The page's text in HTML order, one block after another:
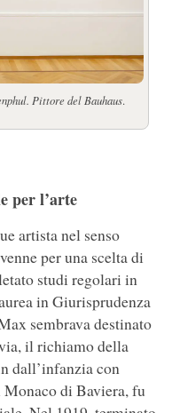
Pittore del Bauhaus.
per l’arte
artista nel senso
per una scelta di
studi regolari in
in Giurisprudenza
sembrava destinato
il richiamo della
dall’infanzia con
di Baviera, fu